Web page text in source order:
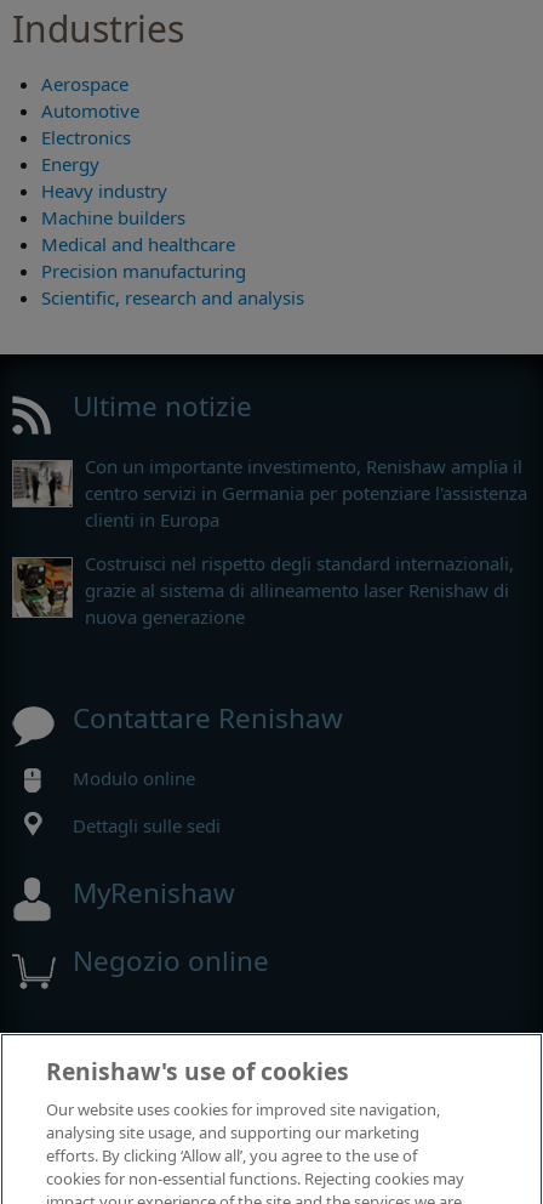
Industries
Aerospace
Automotive
Electronics
Energy
Heavy industry
Machine builders
Medical and healthcare
Precision manufacturing
Scientific, research and analysis
Ultime notizie
Con un importante investimento, Renishaw amplia il
centro servizi in Germania per potenziare l'assistenza
clienti in Europa
Costruisci nel rispetto degli standard internazionali,
grazie al sistema di allineamento laser Renishaw di
nuova generazione
Contattare Renishaw
Modulo online
Dettagli sulle sedi
MyRenishaw
Negozio online
Fiere e conferenze
Renishaw partecipa a questi eventi
Renishaw's use of cookies
Our website uses cookies for improved site navigation,
analysing site usage, and supporting our marketing
efforts. By clicking ‘Allow all’, you agree to the use of
cookies for non-essential functions. Rejecting cookies may